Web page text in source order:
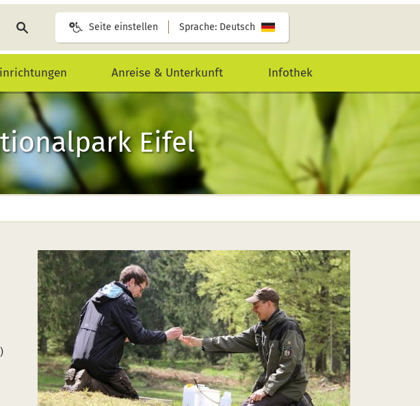
durchsuchen
Seite einstellen Sprache: Deutsch
Anreise & Unterkunft Infothek
Eifel